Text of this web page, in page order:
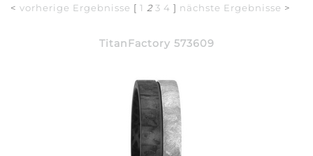
< vorherige Ergebnisse [ 1 2 3 4 ] nächste Ergebnisse >
TitanFactory 573609